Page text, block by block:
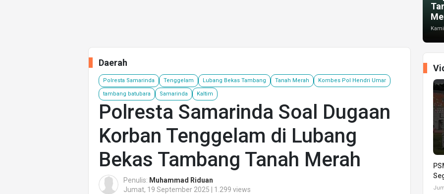
Daerah
Polresta Samarinda Tenggelam Lubang Bekas Tambang Tanah Merah Kombes Pol Hendri Umar
tambang batubara Samarinda Kaltim
Polresta Samarinda Soal Dugaan
Korban Tenggelam di Lubang
Bekas Tambang Tanah Merah
Penulis: Muhammad Riduan
Jumat, 19 September 2025 | 1.299 views